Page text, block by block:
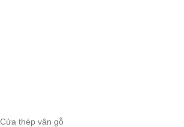
Cửa thép vân gỗ